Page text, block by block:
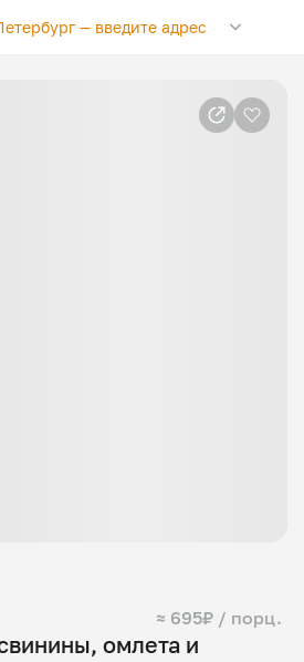
—введите адрес
омлета и
≈ 695₽ / порц.